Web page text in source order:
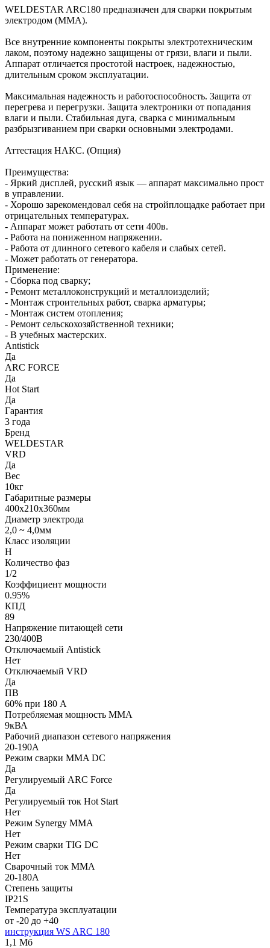
WELDESTAR ARC180 предназначен для сварки покрытым
электродом (ММА).
Все внутренние компоненты покрыты электротехническим
лаком, поэтому надежно защищены от грязи, влаги и пыли.
Аппарат отличается простотой настроек, надежностью,
длительным сроком эксплуатации.
Максимальная надежность и работоспособность. Защита от
перегрева и перегрузки. Защита электроники от попадания
влаги и пыли. Стабильная дуга, сварка с минимальным
разбрызгиванием при сварки основными электродами.
Аттестация НАКС. (Опция)
Преимущества:
- Яркий дисплей, русский язык — аппарат максимально прост
в управлении.
- Хорошо зарекомендовал себя на стройплощадке работает при
отрицательных температурах.
- Аппарат может работать от сети 400в.
- Работа на пониженном напряжении.
- Работа от длинного сетевого кабеля и слабых сетей.
- Может работать от генератора.
Применение:
- Сборка под сварку;
- Ремонт металлоконструкций и металлоизделий;
- Монтаж строительных работ, сварка арматуры;
- Монтаж систем отопления;
- Ремонт сельскохозяйственной техники;
- В учебных мастерских.
Antistick
Да
ARC FORCE
Да
Hot Start
Да
Гарантия
3 года
Бренд
WELDESTAR
VRD
Да
Вес
10кг
Габаритные размеры
400х210х360мм
Диаметр электрода
2,0 ~ 4,0мм
Класс изоляции
H
Количество фаз
1/2
Коэффициент мощности
0.95%
КПД
89
Напряжение питающей сети
230/400В
Отключаемый Antistick
Нет
Отключаемый VRD
Да
ПВ
60% при 180 А
Потребляемая мощность ММА
9кВА
Рабочий диапазон сетевого напряжения
20-190А
Режим сварки MMA DC
Да
Регулируемый ARC Force
Да
Регулируемый ток Hot Start
Нет
Режим Synergy MMA
Нет
Режим сварки TIG DC
Нет
Сварочный ток MMA
20-180А
Степень защиты
IP21S
Температура эксплуатации
от -20 до +40
инструкция WS ARC 180
1,1 Мб